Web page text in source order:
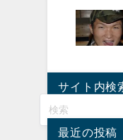
サイト内検
最近の投稿